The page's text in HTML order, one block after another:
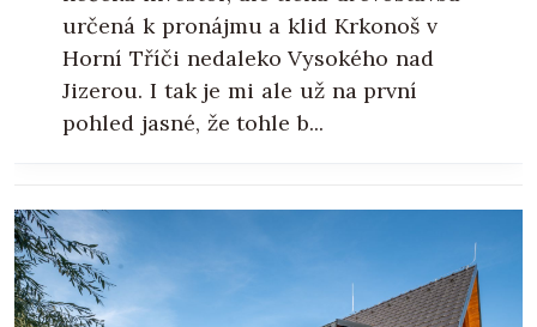
určená k pronájmu a klid Krkonoš v
Horní Tříči nedaleko Vysokého nad
Jizerou. I tak je mi ale už na první
pohled jasné, že tohle b...